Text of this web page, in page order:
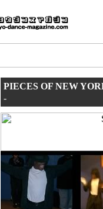
PIECES OF NEW
-